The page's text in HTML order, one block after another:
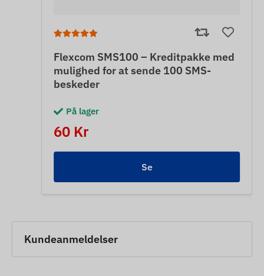
Flexcom SMS100 – Kreditpakke med
mulighed for at sende 100 SMS-
beskeder
På lager
60 Kr
Se
Kundeanmeldelser